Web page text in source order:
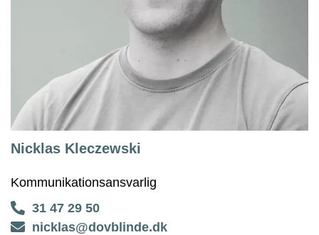
Nicklas Kleczewski
Kommunikationsansvarlig
31 47 29 50
nicklas@dovblinde.dk